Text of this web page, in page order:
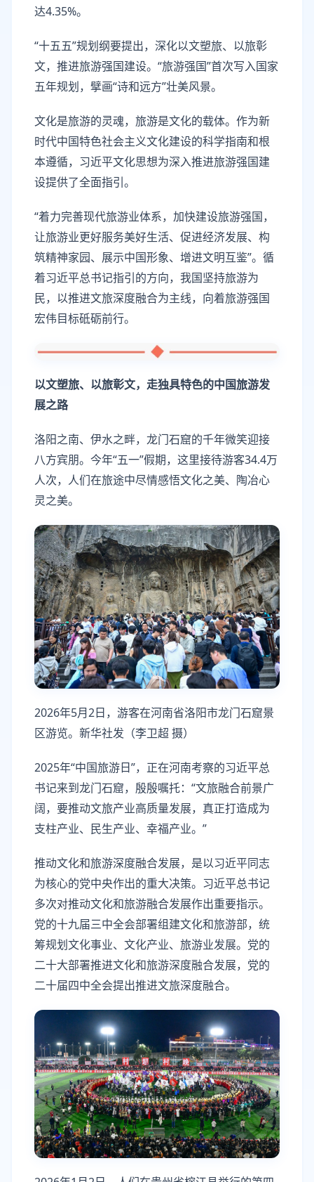
达4.35%。
“十五五”规划纲要提出，深化以文塑旅、以旅彰
文，推进旅游强国建设。“旅游强国”首次写入国家
五年规划，擘画“诗和远方”壮美风景。
文化是旅游的灵魂，旅游是文化的载体。作为新
时代中国特色社会主义文化建设的科学指南和根
本遵循，习近平文化思想为深入推进旅游强国建
设提供了全面指引。
“着力完善现代旅游业体系，加快建设旅游强国，
让旅游业更好服务美好生活、促进经济发展、构
筑精神家园、展示中国形象、增进文明互鉴”。循
着习近平总书记指引的方向，我国坚持旅游为
民，以推进文旅深度融合为主线，向着旅游强国
宏伟目标砥砺前行。
以文塑旅、以旅彰文，走独具特色的中国旅游发
展之路
洛阳之南、伊水之畔，龙门石窟的千年微笑迎接
八方宾朋。今年“五一”假期，这里接待游客34.4万
人次，人们在旅途中尽情感悟文化之美、陶冶心
灵之美。
2026年5月2日，游客在河南省洛阳市龙门石窟景
区游览。新华社发（李卫超 摄）
2025年“中国旅游日”，正在河南考察的习近平总
书记来到龙门石窟，殷殷嘱托：“文旅融合前景广
阔，要推动文旅产业高质量发展，真正打造成为
支柱产业、民生产业、幸福产业。”
推动文化和旅游深度融合发展，是以习近平同志
为核心的党中央作出的重大决策。习近平总书记
多次对推动文化和旅游融合发展作出重要指示。
党的十九届三中全会部署组建文化和旅游部，统
筹规划文化事业、文化产业、旅游业发展。党的
二十大部署推进文化和旅游深度融合发展，党的
二十届四中全会提出推进文旅深度融合。